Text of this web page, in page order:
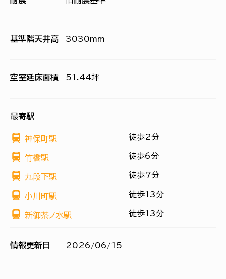
基準階天井高 3030mm
空室延床面積 51.44坪
最寄駅
神保町駅 徒歩2分
竹橋駅 徒歩6分
九段下駅 徒歩7分
小川町駅 徒歩13分
新御茶ノ水駅 徒歩13分
情報更新日 2026/06/15